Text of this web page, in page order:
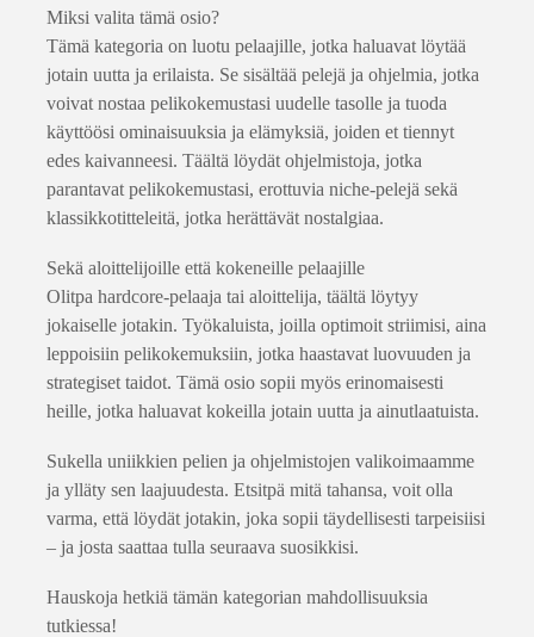
Miksi valita tämä osio?
Tämä kategoria on luotu pelaajille, jotka haluavat löytää
jotain uutta ja erilaista. Se sisältää pelejä ja ohjelmia, jotka
voivat nostaa pelikokemustasi uudelle tasolle ja tuoda
käyttöösi ominaisuuksia ja elämyksiä, joiden et tiennyt
edes kaivanneesi. Täältä löydät ohjelmistoja, jotka
parantavat pelikokemustasi, erottuvia niche-pelejä sekä
klassikkotitteleitä, jotka herättävät nostalgiaa.
Sekä aloittelijoille että kokeneille pelaajille
Olitpa hardcore-pelaaja tai aloittelija, täältä löytyy
jokaiselle jotakin. Työkaluista, joilla optimoit striimisi, aina
leppoisiin pelikokemuksiin, jotka haastavat luovuuden ja
strategiset taidot. Tämä osio sopii myös erinomaisesti
heille, jotka haluavat kokeilla jotain uutta ja ainutlaatuista.
Sukella uniikkien pelien ja ohjelmistojen valikoimaamme
ja ylläty sen laajuudesta. Etsitpä mitä tahansa, voit olla
varma, että löydät jotakin, joka sopii täydellisesti tarpeisiisi
– ja josta saattaa tulla seuraava suosikkisi.
Hauskoja hetkiä tämän kategorian mahdollisuuksia
tutkiessa!